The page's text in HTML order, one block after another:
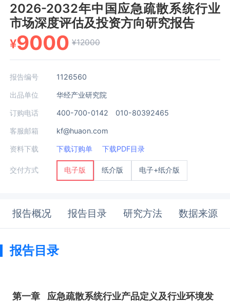
2026-2032年中国应急疏散系统行业
市场深度评估及投资方向研究报告
¥9000 ¥12000
报告编号 1126560
出品单位 华经产业研究院
订购电话 400-700-0142 010-80392465
客服邮箱 kf@huaon.com
资料下载 下载订购单 下载PDF目录
交付方式 电子版 纸介版 电子+纸介版
报告概况 报告目录 研究方法 数据来源
报告目录
第一章
应急疏散系统行业产品定义及行业环境发